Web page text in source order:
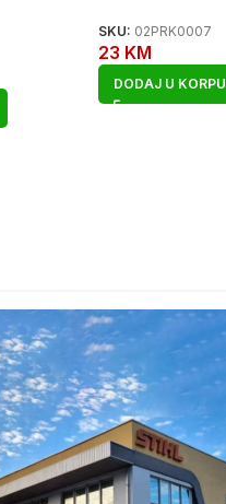
SKU: 02PRK0007
23 KM
DODAJ U KORPU